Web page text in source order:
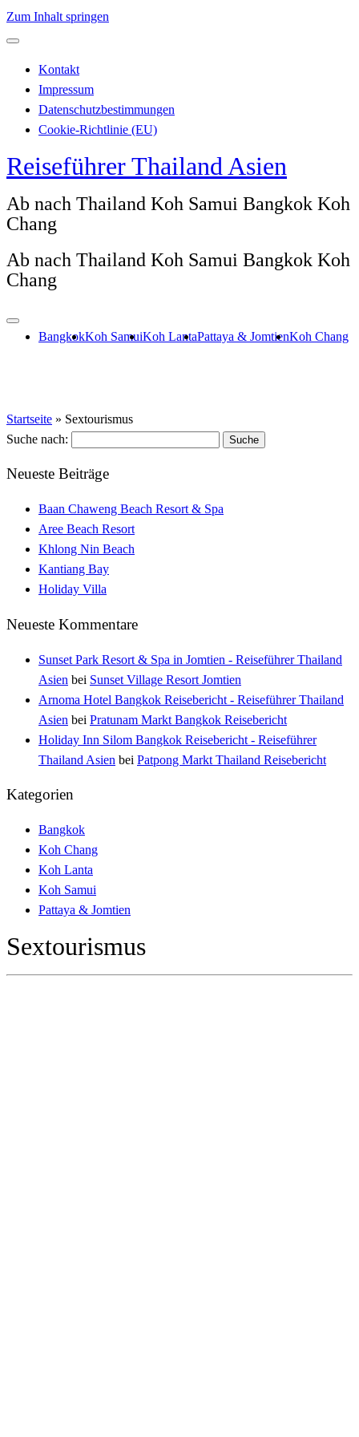
Zum Inhalt springen
Kontakt
Impressum
Datenschutzbestimmungen
Cookie-Richtlinie (EU)
Reiseführer Thailand Asien
Ab nach Thailand Koh Samui Bangkok Koh
Chang
Ab nach Thailand Koh Samui Bangkok Koh
Chang
BangkokKoh SamuiKoh LantaPattaya & JomtienKoh Chang
Startseite » Sextourismus
Suche nach:
Neueste Beiträge
Baan Chaweng Beach Resort & Spa
Aree Beach Resort
Khlong Nin Beach
Kantiang Bay
Holiday Villa
Neueste Kommentare
Sunset Park Resort & Spa in Jomtien - Reiseführer Thailand
Asien bei Sunset Village Resort Jomtien
Arnoma Hotel Bangkok Reisebericht - Reiseführer Thailand
Asien bei Pratunam Markt Bangkok Reisebericht
Holiday Inn Silom Bangkok Reisebericht - Reiseführer
Thailand Asien bei Patpong Markt Thailand Reisebericht
Kategorien
Bangkok
Koh Chang
Koh Lanta
Koh Samui
Pattaya & Jomtien
Sextourismus